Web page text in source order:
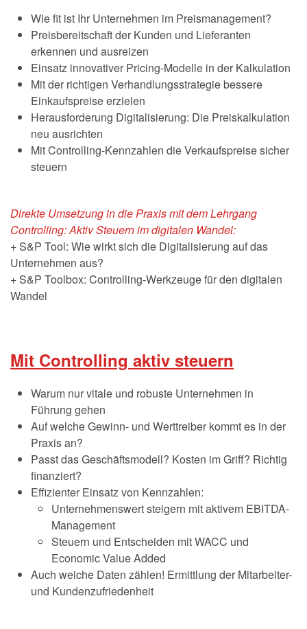
Wie fit ist Ihr Unternehmen im Preismanagement?
Preisbereitschaft der Kunden und Lieferanten
erkennen und ausreizen
Einsatz innovativer Pricing-Modelle in der Kalkulation
Mit der richtigen Verhandlungsstrategie bessere
Einkaufspreise erzielen
Herausforderung Digitalisierung: Die Preiskalkulation
neu ausrichten
Mit Controlling-Kennzahlen die Verkaufspreise sicher
steuern
Direkte Umsetzung in die Praxis mit dem Lehrgang
Controlling: Aktiv Steuern im digitalen Wandel:
+ S&P Tool: Wie wirkt sich die Digitalisierung auf das
Unternehmen aus?
+ S&P Toolbox: Controlling-Werkzeuge für den digitalen
Wandel
Mit Controlling aktiv steuern
Warum nur vitale und robuste Unternehmen in
Führung gehen
Auf welche Gewinn- und Werttreiber kommt es in der
Praxis an?
Passt das Geschäftsmodell? Kosten im Griff? Richtig
finanziert?
Effizienter Einsatz von Kennzahlen:
Unternehmenswert steigern mit aktivem EBITDA-
Management
Steuern und Entscheiden mit WACC und
Economic Value Added
Auch weiche Daten zählen! Ermittlung der Mitarbeiter-
und Kundenzufriedenheit